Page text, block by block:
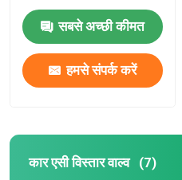
सबसे अच्छी कीमत
हमसे संपर्क करें
कार एसी विस्तार वाल्व (7)